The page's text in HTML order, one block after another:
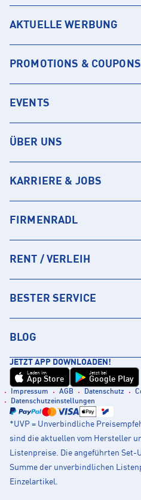
AKTUELLE WERBUNG
PROMOTIONS & COUPONS
EVENTS
ÜBER UNS
KARRIERE & JOBS
FIRMENRADL
RENT / VERLEIH
BESTER SERVICE
BLOG
JETZT APP DOWNLOADEN!
Laden im
App Store
Jetzt bei
Google Play
Impressum AGB Datenschutz
Datenschutzeinstellungen
*UVP = Unverbindliche
sind die aktuellen vom Hersteller
Listenpreise. Die angeführten Set-
Summe der unverbindlichen
Einzelartikel.